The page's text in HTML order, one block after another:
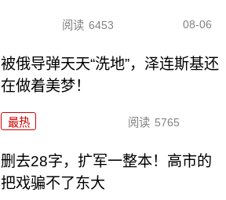
阅读 6453 08-06
被俄导弹天天“洗地”，泽连斯基还
在做着美梦！
最热 阅读 5765
删去28字，扩军一整本！高市的
把戏骗不了东大